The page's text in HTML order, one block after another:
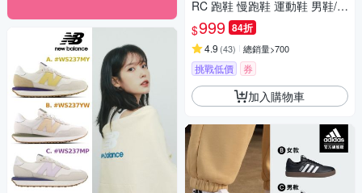
RC 跑鞋 慢跑鞋 運動鞋 男鞋/女
鞋 (多款任選)
$999 84折
4.9 (43) 總銷量>700
挑戰低價 券
加入購物車